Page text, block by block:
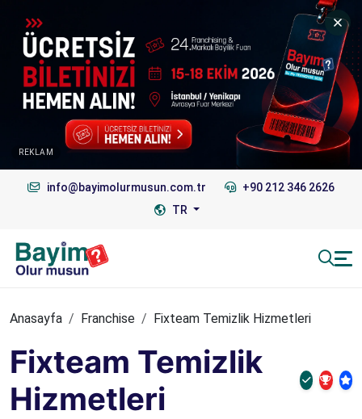
REKLAM
info@bayimolurmusun.com.tr
+90 212 346 2626
TR
Anasayfa Franchise Fixteam Temizlik Hizmetleri
Fixteam Temizlik
Hizmetleri